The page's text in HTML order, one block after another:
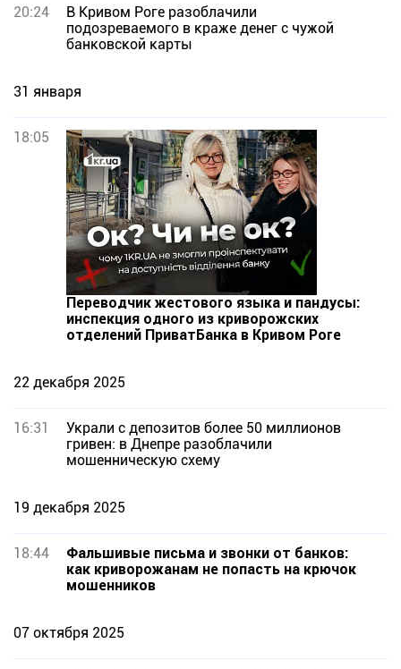
20:24
В Кривом Роге разоблачили
подозреваемого в краже денег с чужой
банковской карты
31 января
18:05
Переводчик жестового языка и пандусы:
инспекция одного из криворожских
отделений ПриватБанка в Кривом Роге
22 декабря 2025
16:31
Украли с депозитов более 50 миллионов
гривен: в Днепре разоблачили
мошенническую схему
19 декабря 2025
18:44
Фальшивые письма и звонки от банков:
как криворожанам не попасть на крючок
мошенников
07 октября 2025